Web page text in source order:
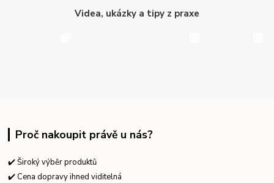
Videa, ukázky a tipy z praxe
Proč nakoupit právě u nás?
✔️ Široký výběr produktů
✔️ Cena dopravy ihned viditelná